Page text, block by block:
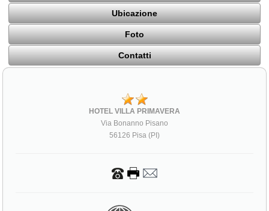
Ubicazione
Foto
Contatti
HOTEL VILLA PRIMAVERA
Via Bonanno Pisano
56126 Pisa (PI)